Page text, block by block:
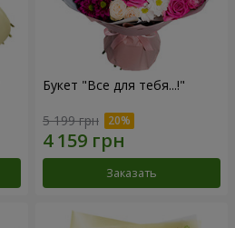
Букет "Все для тебя...!"
5 199 грн
Заказать